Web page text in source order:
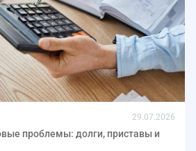
29.07.2026
проблемы: долги, приставы и